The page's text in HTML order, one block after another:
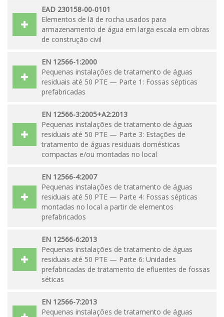
EAD 230158-00-0101
Elementos de lã de rocha usados para
armazenamento de água em larga escala em obras
de construção civil
EN 12566-1:2000
Pequenas instalações de tratamento de águas
residuais até 50 PTE — Parte 1: Fossas sépticas
prefabricadas
EN 12566-3:2005+A2:2013
Pequenas instalações de tratamento de águas
residuais até 50 PTE — Parte 3: Estações de
tratamento de águas residuais domésticas
compactas e/ou montadas no local
EN 12566-4:2007
Pequenas instalações de tratamento de águas
residuais até 50 PTE — Parte 4: Fossas sépticas
montadas no local a partir de elementos
prefabricados
EN 12566-6:2013
Pequenas instalações de tratamento de águas
residuais até 50 PTE — Parte 6: Unidades
prefabricadas de tratamento de efluentes de fossas
séticas
EN 12566-7:2013
Pequenas instalações de tratamento de águas